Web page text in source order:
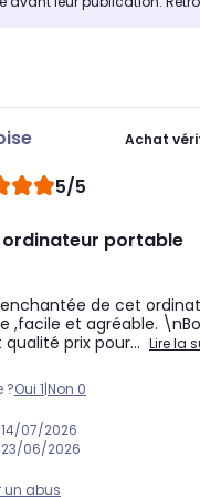
Achat
5/5
ordinateur portable
enchantée de cet
,facile et agréable.
prix pour... Lire la
?Oui 1|Non 0
14/07/2026
23/06/2026
un abus